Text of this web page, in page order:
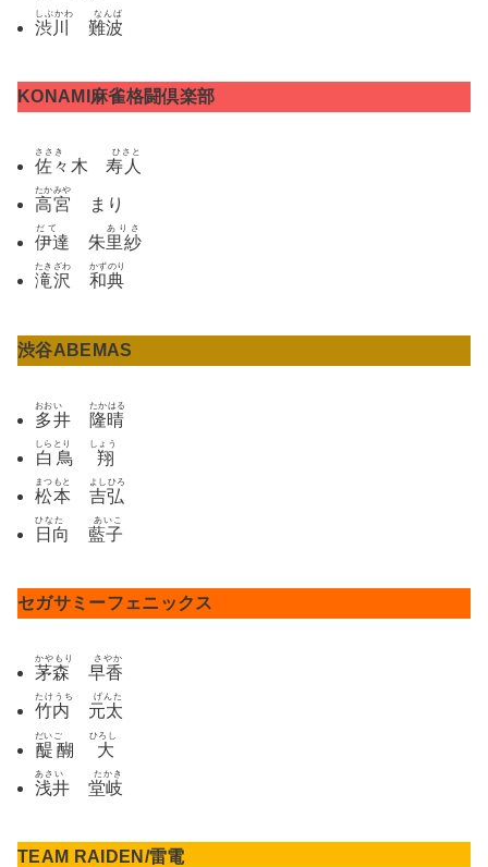
渋川 難波
しぶかわ なんば
KONAMI麻雀格闘倶楽部
佐々木 寿人
ささき ひさと
高宮
たかみや
まり
伊達 朱里紗
だて ありさ
滝沢 和典
たきざわ かずのり
渋谷ABEMAS
多井 隆晴
おおい たかはる
白鳥 翔
しらとり しょう
松本 吉弘
まつもと よしひろ
日向 藍子
ひなた あいこ
セガサミーフェニックス
茅森 早香
かやもり さやか
竹内 元太
たけうち げんた
醍醐 大
だいご ひろし
浅井 堂岐
あさい たかき
TEAM RAIDEN/雷電